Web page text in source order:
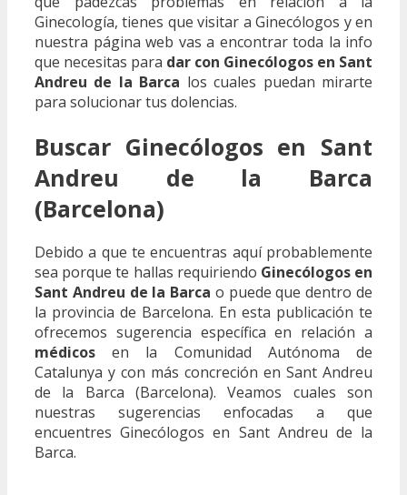
Ginecología, tienes que visitar a Ginecólogos y en
nuestra página web vas a encontrar toda la info
que necesitas para dar con Ginecólogos en Sant
Andreu de la Barca los cuales puedan mirarte
para solucionar tus dolencias.
Buscar Ginecólogos en Sant
Andreu de la Barca
(Barcelona)
Debido a que te encuentras aquí probablemente
sea porque te hallas requiriendo Ginecólogos en
Sant Andreu de la Barca o puede que dentro de
la provincia de Barcelona. En esta publicación te
ofrecemos sugerencia específica en relación a
médicos en la Comunidad Autónoma de
Catalunya y con más concreción en Sant Andreu
de la Barca (Barcelona). Veamos cuales son
nuestras sugerencias enfocadas a que
encuentres Ginecólogos en Sant Andreu de la
Barca.